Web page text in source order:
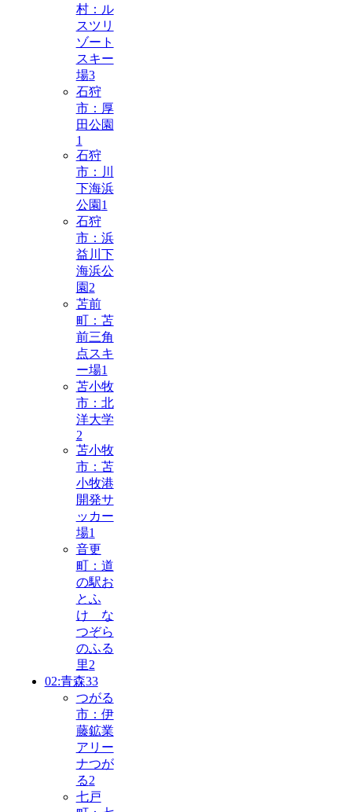
村：ル
スツリ
ゾート
スキー
場3
石狩
市：厚
田公園
1
石狩
市：川
下海浜
公園 1
石狩
市：浜
益川下
海浜公
園 2
苫前
町：苫
前三角
点スキ
ー場1
苫小牧
市：北
洋大学
2
苫小牧
市：苫
小牧港
開発サ
ッカー
場1
音更
町：道
の駅お
とふ
け な
つぞら
のふる
里2
02:青森33
つがる
市：伊
藤鉱業
アリー
ナつが
る2
七戸